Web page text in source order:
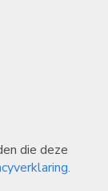
die deze